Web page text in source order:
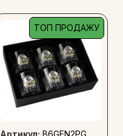
Артикул: B6GEN2PG
ТОП ПРОДАЖУ